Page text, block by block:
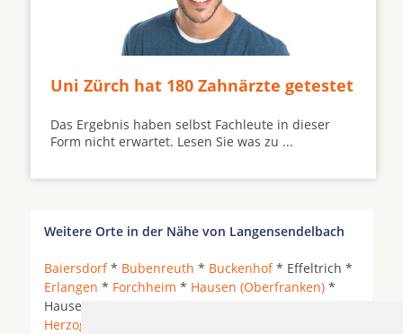
Uni Zürch hat 180 Zahnärzte getestet
Das Ergebnis haben selbst Fachleute in dieser
Form nicht erwartet. Lesen Sie was zu ...
Weitere Orte in der Nähe von Langensendelbach
Baiersdorf* Bubenreuth * Buckenhof* Effeltrich *
Erlangen * Forchheim * Hausen (Oberfranken) *
Hausen bei Forchheim *
Herzogenaurach